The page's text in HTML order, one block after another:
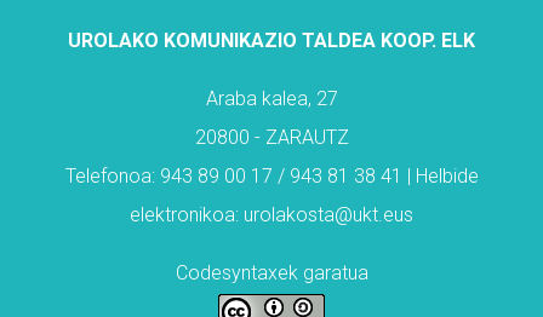
UROLAKO KOMUNIKAZIO TALDEA KOOP. ELK
Araba kalea, 27
20800 - ZARAUTZ
Telefonoa: 943 89 00 17 / 943 81 38 41 | Helbide
elektronikoa: urolakosta@ukt.eus
Codesyntaxek garatua